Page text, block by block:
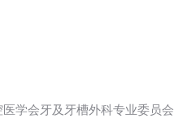
医学会牙及牙槽外科专业委员会